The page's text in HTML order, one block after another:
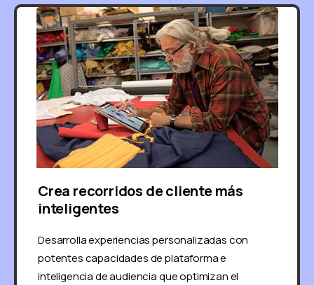
Crea recorridos de cliente más
inteligentes
Desarrolla experiencias personalizadas con
potentes capacidades de plataforma e
inteligencia de audiencia que optimizan el